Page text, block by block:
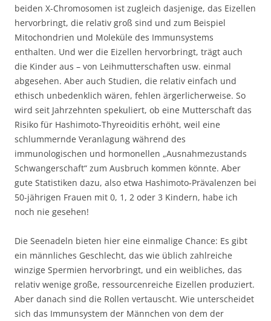
beiden X-Chromosomen ist zugleich dasjenige, das Eizellen
hervorbringt, die relativ groß sind und zum Beispiel
Mitochondrien und Moleküle des Immunsystems
enthalten. Und wer die Eizellen hervorbringt, trägt auch
die Kinder aus – von Leihmutterschaften usw. einmal
abgesehen. Aber auch Studien, die relativ einfach und
ethisch unbedenklich wären, fehlen ärgerlicherweise. So
wird seit Jahrzehnten spekuliert, ob eine Mutterschaft das
Risiko für Hashimoto-Thyreoiditis erhöht, weil eine
schlummernde Veranlagung während des
immunologischen und hormonellen „Ausnahmezustands
Schwangerschaft“ zum Ausbruch kommen könnte. Aber
gute Statistiken dazu, also etwa Hashimoto-Prävalenzen bei
50-jährigen Frauen mit 0, 1, 2 oder 3 Kindern, habe ich
noch nie gesehen!
Die Seenadeln bieten hier eine einmalige Chance: Es gibt
ein männliches Geschlecht, das wie üblich zahlreiche
winzige Spermien hervorbringt, und ein weibliches, das
relativ wenige große, ressourcenreiche Eizellen produziert.
Aber danach sind die Rollen vertauscht. Wie unterscheidet
sich das Immunsystem der Männchen von dem der